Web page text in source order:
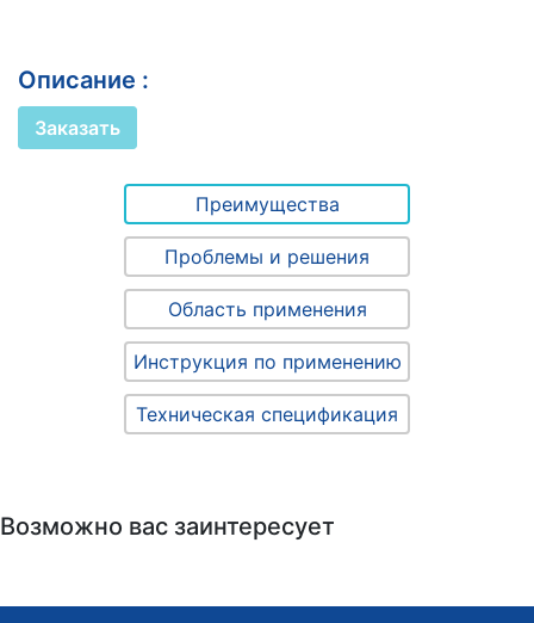
Описание :
Заказать
Преимущества
Проблемы и решения
Область применения
Инструкция по применению
Техническая спецификация
Возможно вас заинтересует